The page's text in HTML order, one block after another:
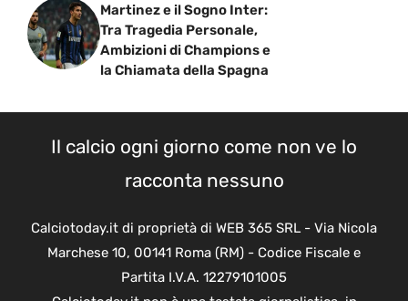
Martinez e il Sogno Inter:
Tra Tragedia Personale,
Ambizioni di Champions e
la Chiamata della Spagna
Il calcio ogni giorno come non ve lo
racconta nessuno
Calciotoday.it di proprietà di WEB 365 SRL - Via Nicola
Marchese 10, 00141 Roma (RM) - Codice Fiscale e
Partita I.V.A. 12279101005